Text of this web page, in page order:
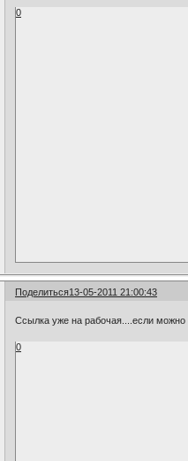
0
Поделиться13-05-2011 21:00:43
Ссылка уже на рабочая....если можно
0